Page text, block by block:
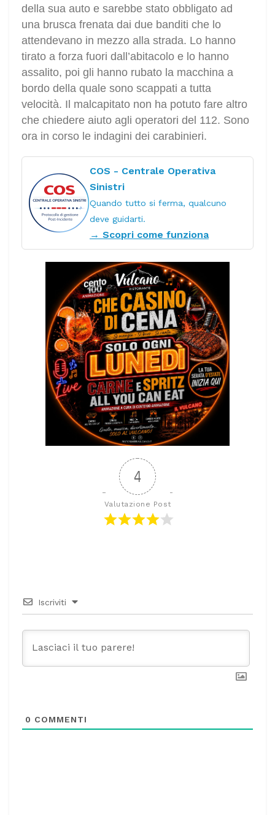
della sua auto e sarebbe stato obbligato ad
una brusca frenata dai due banditi che lo
attendevano in mezzo alla strada. Lo hanno
tirato a forza fuori dall’abitacolo e lo hanno
assalito, poi gli hanno rubato la macchina a
bordo della quale sono scappati a tutta
velocità. Il malcapitato non ha potuto fare altro
che chiedere aiuto agli operatori del 112. Sono
ora in corso le indagini dei carabinieri.
COS - Centrale Operativa
Sinistri
Quando tutto si ferma, qualcuno
deve guidarti.
→ Scopri come funziona
4
Valutazione Post
Iscriviti
0 COMMENTI